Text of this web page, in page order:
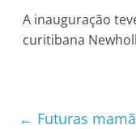
A inauguração
curitibana
← Futuras